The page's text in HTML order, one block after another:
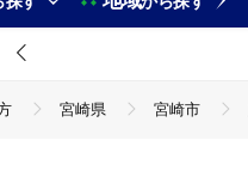
宮崎県 宮崎市